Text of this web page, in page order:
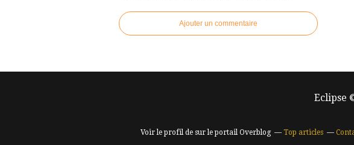
Ajouter un commentaire
Eclipse
Voir le profil de sur le portail Overblog Top articles